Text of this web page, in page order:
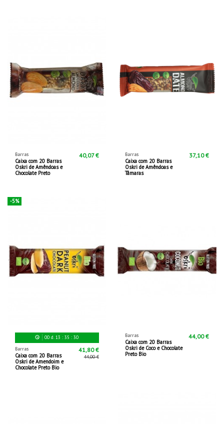
Barras
Caixa com 20 Barras
Oskri de Amêndoas e
Chocolate Preto
40,07 € Barras
Caixa com 20 Barras
Oskri de Amêndoas e
Tâmaras
37,10 €
-5%
00d. 13 : 35 : 29
Barras
Caixa com 20 Barras
Oskri de Amendoim e
Chocolate Preto Bio
41,80 €
44,00 €
Barras
Caixa com 20 Barras
Oskri de Coco e Chocolate
Preto Bio
44,00 €